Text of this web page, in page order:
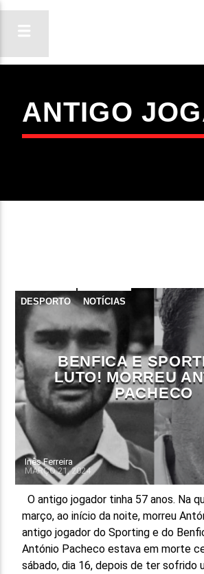
ON FM
LIGA-TE
FAIXA ATUAL
TÍTULO
ARTISTA
ON FM
ANTIGO
DESPORTO NOTÍCIAS
BENFICA E
LUTO! MORREU
PACHECO
Inês Ferreira
MARÇO 21, 2024
O antigo jogador tinha 57 anos. Na
março, ao início da noite, morreu
antigo jogador do Sporting e do
António Pacheco estava em morte
sábado, dia 16, depois de ter sofrido